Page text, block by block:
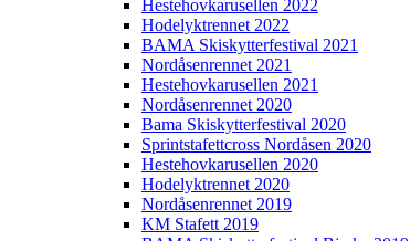
Hestehovkarusellen 2022
Hodelyktrennet 2022
BAMA Skiskytterfestival 2021
Nordåsenrennet 2021
Hestehovkarusellen 2021
Nordåsenrennet 2020
Bama Skiskytterfestival 2020
Sprintstafettcross Nordåsen 2020
Hestehovkarusellen 2020
Hodelyktrennet 2020
Nordåsenrennet 2019
KM Stafett 2019